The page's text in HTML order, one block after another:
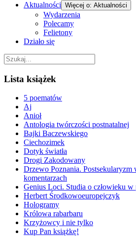
Aktualności Więcej o: Aktualności
Wydarzenia
Polecamy
Felietony
Działo się
Lista książek
5 poematów
Aj
Anioł
Antologia twórczości postnatalnej
Bajki Baczewskiego
Ciechozimek
Dotyk światła
Drogi Zakodowany
Drzewo Poznania. Postsekularyzm
komentarzach
Genius Loci. Studia o człowieku w
Herbert Środkowoeuropejczyk
Hologramy
Królowa rabarbaru
Krzyżowcy i nie tylko
Kup Pan książkę!